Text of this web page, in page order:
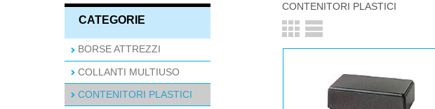
CATEGORIE
BORSE ATTREZZI
COLLANTI MULTIUSO
CONTENITORI PLASTICI
CONTENITORI PLASTICI